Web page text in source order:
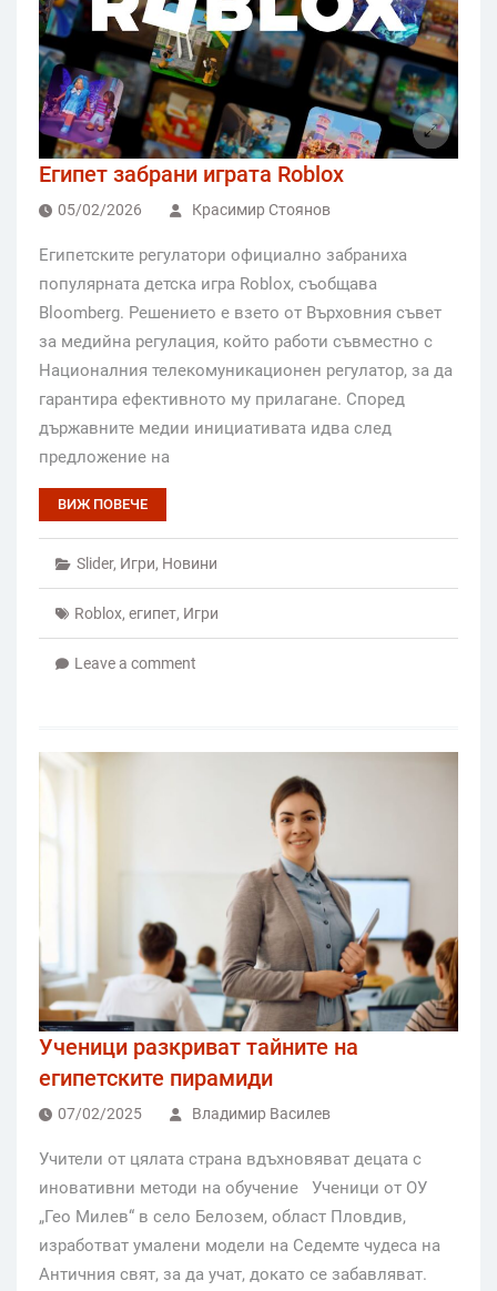
Египет забрани играта Roblox
05/02/2026 Красимир Стоянов
Египетските регулатори официално забраниха
популярната детска игра Roblox, съобщава
Bloomberg. Решението е взето от Върховния съвет
за медийна регулация, който работи съвместно с
Националния телекомуникационен регулатор, за да
гарантира ефективното му прилагане. Според
държавните медии инициативата идва след
предложение на
ВИЖ ПОВЕЧЕ
Slider, Игри, Новини
Roblox, египет, Игри
Leave a comment
Ученици разкриват тайните на
египетските пирамиди
07/02/2025 Владимир Василев
Учители от цялата страна вдъхновяват децата с
иновативни методи на обучение Ученици от ОУ
„Гео Милев“ в село Белозем, област Пловдив,
изработват умалени модели на Седемте чудеса на
Античния свят, за да учат, докато се забавляват.